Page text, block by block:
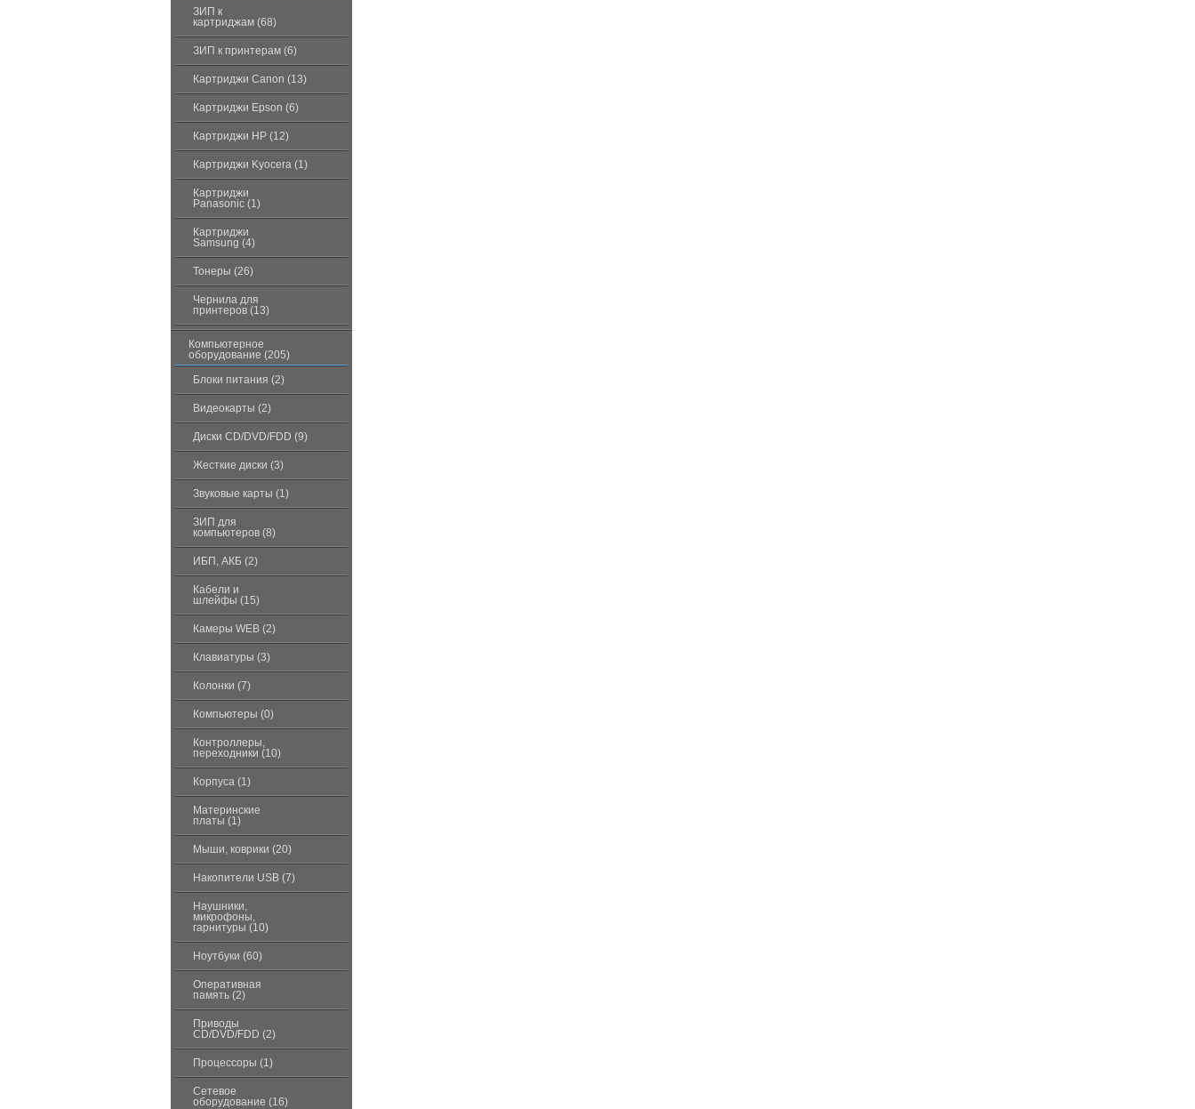
ЗИП к
картриджам (68)
ЗИП к принтерам (6)
Картриджи Canon (13)
Картриджи Epson (6)
Картриджи HP (12)
Картриджи Kyocera (1)
Картриджи
Panasonic (1)
Картриджи
Samsung (4)
Тонеры (26)
Чернила для
принтеров (13)
Компьютерное
оборудование (205)
Блоки питания (2)
Видеокарты (2)
Диски CD/DVD/FDD (9)
Жесткие диски (3)
Звуковые карты (1)
ЗИП для
компьютеров (8)
ИБП, АКБ (2)
Кабели и
шлейфы (15)
Камеры WEB (2)
Клавиатуры (3)
Колонки (7)
Компьютеры (0)
Контроллеры,
переходники (10)
Корпуса (1)
Материнские
платы (1)
Мыши, коврики (20)
Накопители USB (7)
Наушники,
микрофоны,
гарнитуры (10)
Ноутбуки (60)
Оперативная
память (2)
Приводы
CD/DVD/FDD (2)
Процессоры (1)
Сетевое
оборудование (16)